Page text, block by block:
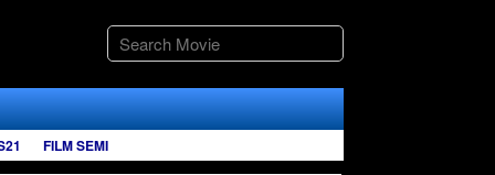
FILM SEMI